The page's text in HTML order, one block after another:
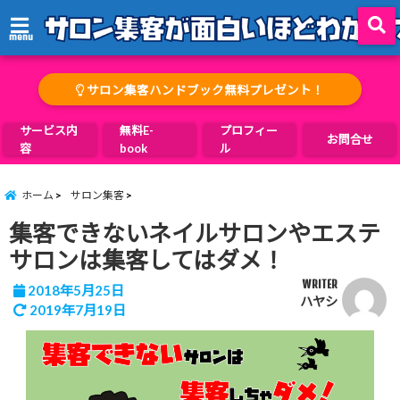
menu
サロン集客ハンドブック無料プレゼント！
サービス内
容
無料E-
book
プロフィー
ル
お問合せ
ホーム サロン集客
集客できないネイルサロンやエステ
サロンは集客してはダメ！
2018年5月25日
2019年7月19日
WRITER
ハヤシ